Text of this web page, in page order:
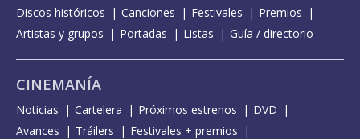
Discos históricos
Canciones Festivales
Premios
Artistas y grupos
Portadas Listas Guía / directorio
CINEMANÍA
Noticias Cartelera Próximos estrenos
DVD
Avances
Tráilers
Festivales + premios